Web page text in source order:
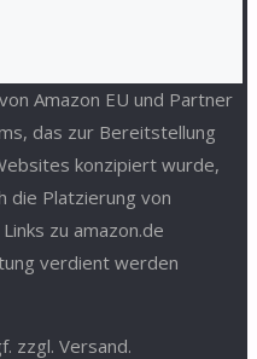
Amazon EU und Partner
das zur Bereitstellung
konzipiert wurde,
die Platzierung von
zu amazon.de
verdient werden
zzgl. Versand.